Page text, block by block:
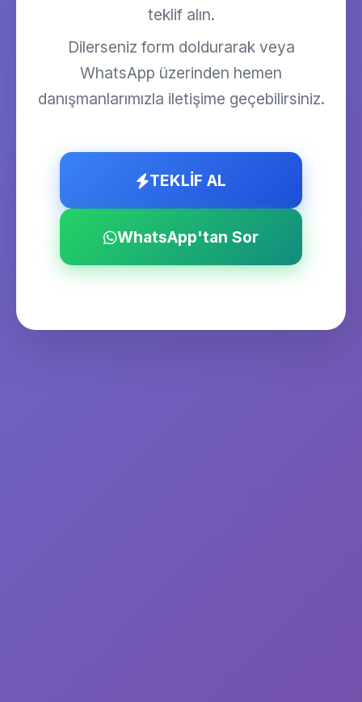
teklif alın.
Dilerseniz form doldurarak veya
WhatsApp üzerinden hemen
danışmanlarımızla iletişime geçebilirsiniz.
TEKLİF AL
WhatsApp'tan Sor